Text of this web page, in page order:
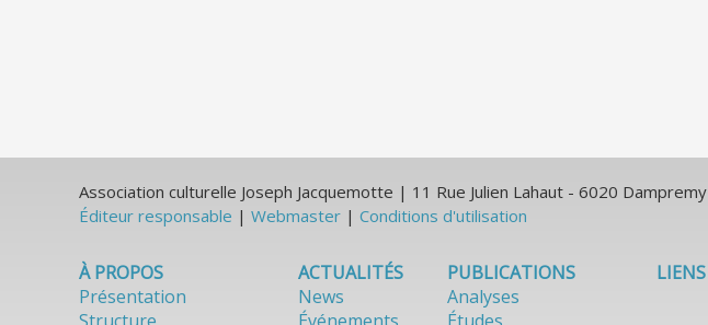
Association culturelle Joseph Jacquemotte | 11 Rue Julien Lahaut - 6020 Dampremy
Éditeur responsable | Webmaster | Conditions d'utilisation
À PROPOS
Présentation
ACTUALITÉS
News
PUBLICATIONS
Analyses
LIENS